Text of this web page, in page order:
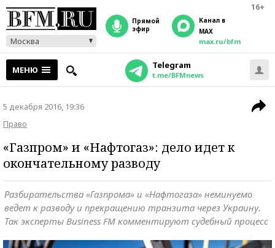
16+
Москва
прямой
эфир
Канал в
MAX
max.ru/bfm
МЕНЮ Telegram
t.me/BFMnews
5 декабря 2016, 19:36
Право
«Газпром» и «Нафтогаз»: дело идет к
окончательному разводу
Разбирательства «Газпрома» и «Нафтогаза» неминуемо
ведет к разводу и прекращению транзита через Украину.
Так эксперты Business FM комментируют судебный процесс